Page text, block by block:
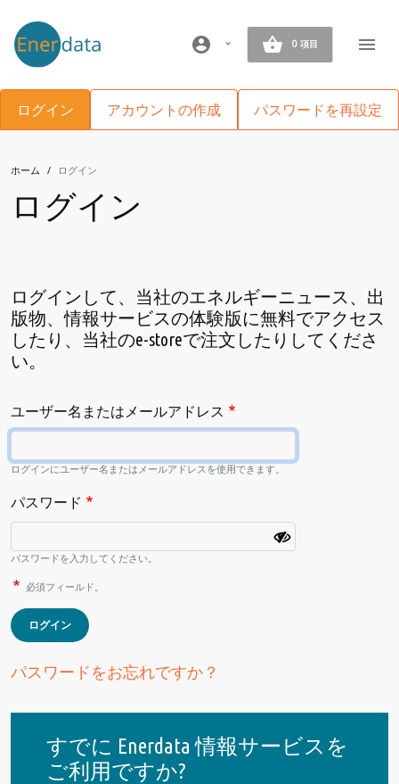
account_circle 0 項目
Primary tabs
ログイン アカウントの作成 パスワードを再設定
ホーム ログイン
ログイン
ログインして、当社のエネルギーニュース、出
版物、情報サービスの体験版に無料でアクセス
したり、当社のe-storeで注文したりしてくださ
い。
ユーザー名またはメールアドレス
ログインにユーザー名またはメールアドレスを使用できます。
パスワード
パスワードを入力してください。
必須フィールド。
ログイン
パスワードをお忘れですか？
すでに Enerdata 情報サービスを
ご利用ですか?